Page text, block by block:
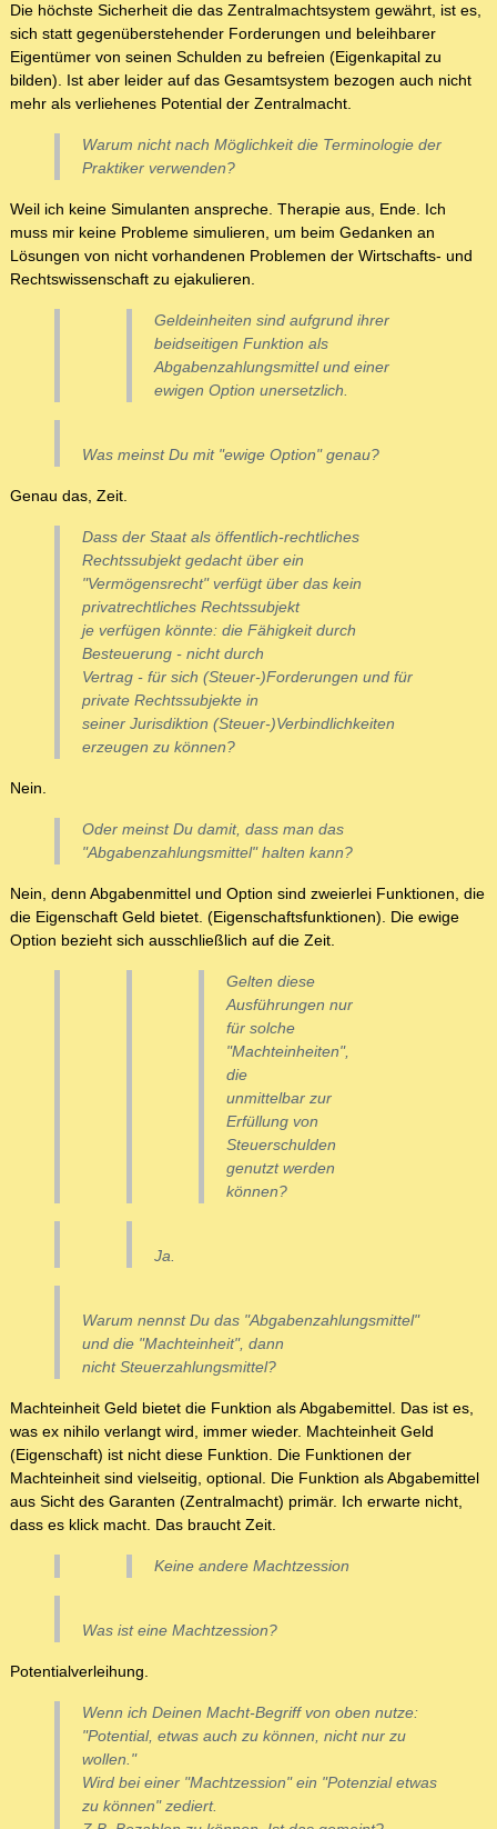
Die höchste Sicherheit die das Zentralmachtsystem gewährt, ist es,
sich statt gegenüberstehender Forderungen und beleihbarer
Eigentümer von seinen Schulden zu befreien (Eigenkapital zu
bilden). Ist aber leider auf das Gesamtsystem bezogen auch nicht
mehr als verliehenes Potential der Zentralmacht.
Warum nicht nach Möglichkeit die Terminologie der
Praktiker verwenden?
Weil ich keine Simulanten anspreche. Therapie aus, Ende. Ich
muss mir keine Probleme simulieren, um beim Gedanken an
Lösungen von nicht vorhandenen Problemen der Wirtschafts- und
Rechtswissenschaft zu ejakulieren.
Geldeinheiten sind aufgrund ihrer
beidseitigen Funktion als
Abgabenzahlungsmittel und einer
ewigen Option unersetzlich.
Was meinst Du mit "ewige Option" genau?
Genau das, Zeit.
Dass der Staat als öffentlich-rechtliches
Rechtssubjekt gedacht über ein
"Vermögensrecht" verfügt über das kein
privatrechtliches Rechtssubjekt
je verfügen könnte: die Fähigkeit durch
Besteuerung - nicht durch
Vertrag - für sich (Steuer-)Forderungen und für
private Rechtssubjekte in
seiner Jurisdiktion (Steuer-)Verbindlichkeiten
erzeugen zu können?
Nein.
Oder meinst Du damit, dass man das
"Abgabenzahlungsmittel" halten kann?
Nein, denn Abgabenmittel und Option sind zweierlei Funktionen, die
die Eigenschaft Geld bietet. (Eigenschaftsfunktionen). Die ewige
Option bezieht sich ausschließlich auf die Zeit.
Gelten diese
Ausführungen nur
für solche
"Machteinheiten",
die
unmittelbar zur
Erfüllung von
Steuerschulden
genutzt werden
können?
Ja.
Warum nennst Du das "Abgabenzahlungsmittel"
und die "Machteinheit", dann
nicht Steuerzahlungsmittel?
Machteinheit Geld bietet die Funktion als Abgabemittel. Das ist es,
was ex nihilo verlangt wird, immer wieder. Machteinheit Geld
(Eigenschaft) ist nicht diese Funktion. Die Funktionen der
Machteinheit sind vielseitig, optional. Die Funktion als Abgabemittel
aus Sicht des Garanten (Zentralmacht) primär. Ich erwarte nicht,
dass es klick macht. Das braucht Zeit.
Keine andere Machtzession
Was ist eine Machtzession?
Potentialverleihung.
Wenn ich Deinen Macht-Begriff von oben nutze:
"Potential, etwas auch zu können, nicht nur zu
wollen."
Wird bei einer "Machtzession" ein "Potenzial etwas
zu können" zediert.